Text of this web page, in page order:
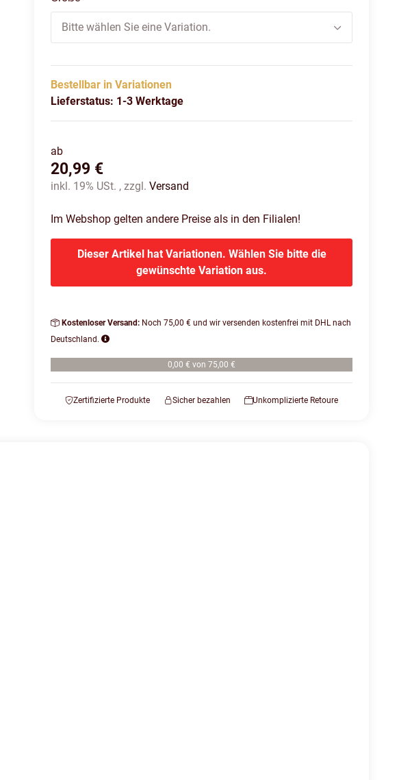
Bitte wählen Sie eine Variation.
Bestellbar in Variationen
Lieferstatus: 1-3 Werktage
ab
20,99 €
inkl. 19% USt. , zzgl.Versand
Im Webshop gelten andere Preise als in den Filialen!
Dieser Artikel hat Variationen. Wählen Sie bitte die
gewünschte Variation aus.
Kostenloser Versand: Noch 75,00 € und wir versenden kostenfrei mit DHL nach
Deutschland.
0,00 € von 75,00 €
Zertifizierte Produkte Sicher bezahlen Unkomplizierte Retoure